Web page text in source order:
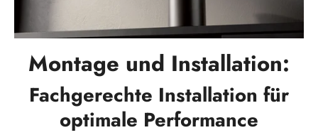
Montage und Installation:
Fachgerechte Installation für
optimale Performance